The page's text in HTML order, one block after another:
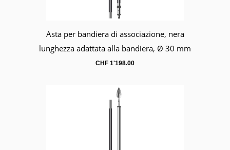
Carrello
Asta per bandiera di associazione, nera
lunghezza adattata alla bandiera, Ø 30 mm
CHF 1'198.00